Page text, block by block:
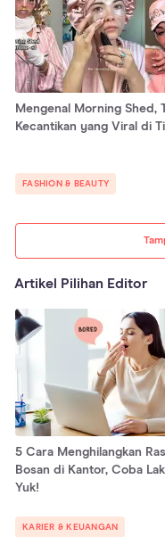
Mengenal Morning Shed,
Kecantikan yang Viral di
FASHION & BEAUTY
Artikel Pilihan Editor
5 Cara Menghilangkan
Bosan di Kantor, Coba
Yuk!
KARIER & KEUANGAN